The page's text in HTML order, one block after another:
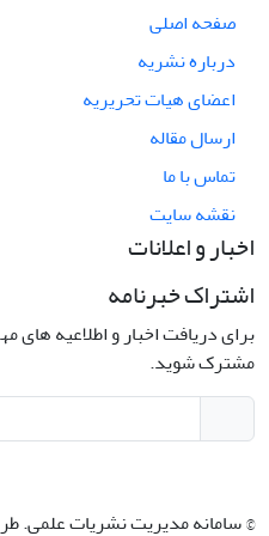
صفحه اصلی
درباره نشریه
اعضای هیات تحریریه
ارسال مقاله
تماس با ما
نقشه سایت
اخبار و اعلانات
اشتراک خبرنامه
برای دریافت اخبار و اطلاعیه های
مشترک شوید.
© سامانه مدیریت نشریات علمی.